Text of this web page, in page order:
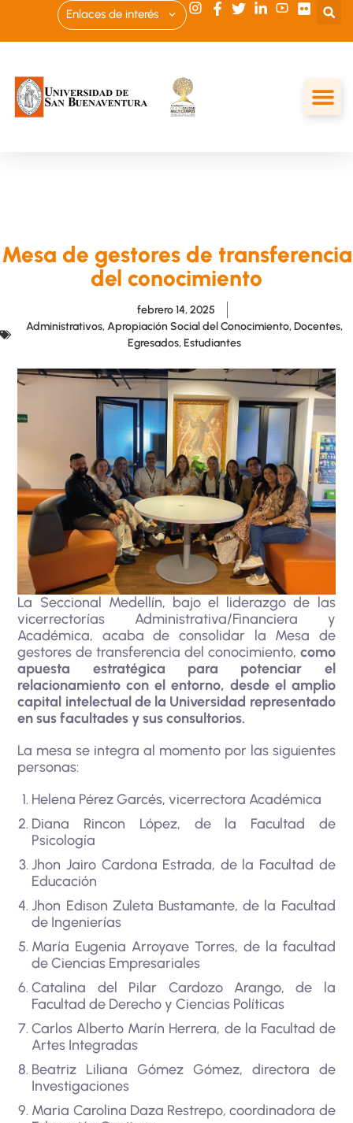
Enlaces de interés
Mesa de gestores de transferencia
del conocimiento
febrero 14, 2025
Administrativos,Apropiación Social del Conocimiento,Docentes,
Egresados,Estudiantes
La Seccional Medellín, bajo el liderazgo de las
vicerrectorías Administrativa/Financiera y
Académica, acaba de consolidar la Mesa de
gestores de transferencia del conocimiento, como
apuesta estratégica para potenciar el
relacionamiento con el entorno, desde el amplio
capital intelectual de la Universidad representado
en sus facultades y sus consultorios.
La mesa se integra al momento por las siguientes
personas:
Helena Pérez Garcés, vicerrectora Académica
Diana Rincon López, de la Facultad de
Psicología
Jhon Jairo Cardona Estrada, de la Facultad de
Educación
Jhon Edison Zuleta Bustamante, de la Facultad
de Ingenierías
María Eugenia Arroyave Torres, de la facultad
de Ciencias Empresariales
Catalina del Pilar Cardozo Arango, de la
Facultad de Derecho y Ciencias Políticas
Carlos Alberto Marín Herrera, de la Facultad de
Artes Integradas
Beatriz Liliana Gómez Gómez, directora de
Investigaciones
Maria Carolina Daza Restrepo, coordinadora de